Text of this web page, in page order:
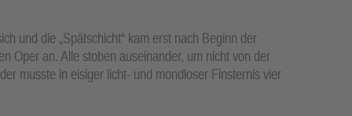
und die „Spätschicht“ kam erst nach Beginn der
Oper an. Alle stoben auseinander, um nicht von der
musste in eisiger licht- und mondloser Finsternis vier